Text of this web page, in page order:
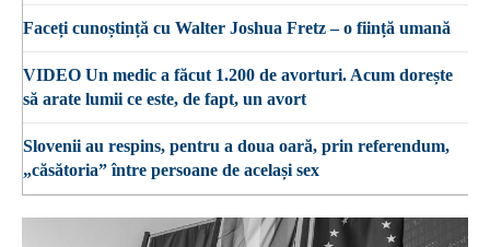
Faceți cunoștință cu Walter Joshua Fretz – o ființă umană
VIDEO Un medic a făcut 1.200 de avorturi. Acum dorește
să arate lumii ce este, de fapt, un avort
Slovenii au respins, pentru a doua oară, prin referendum,
„căsătoria” între persoane de același sex